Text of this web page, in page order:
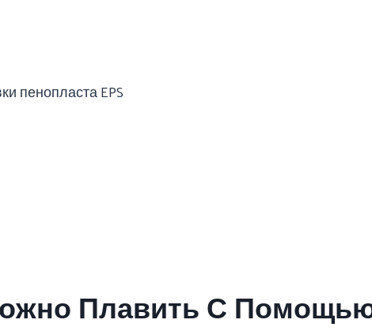
пенопласта EPS
Плавить С